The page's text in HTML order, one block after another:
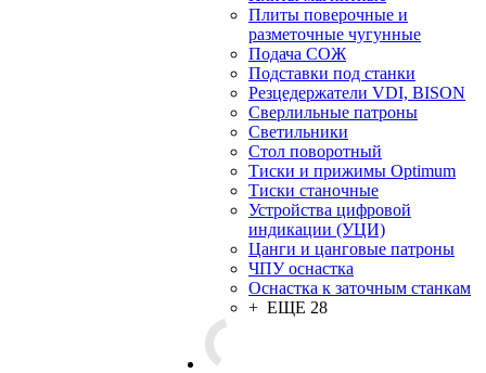
Плиты поверочные и
разметочные чугунные
Подача СОЖ
Подставки под станки
Резцедержатели VDI, BISON
Сверлильные патроны
Светильники
Стол поворотный
Тиски и прижимы Optimum
Тиски станочные
Устройства цифровой
индикации (УЦИ)
Цанги и цанговые патроны
ЧПУ оснастка
Оснастка к заточным станкам
+ ЕЩЕ 28